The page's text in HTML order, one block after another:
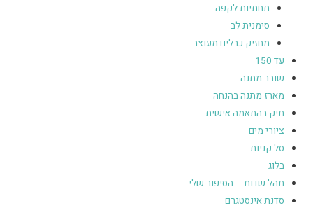
תחתיות לקפה
סימנית לב
מחזיק כבלים מעוצב
עד 150
שובר מתנה
מארז מתנה בהנחה
תיק בהתאמה אישית
ציורי מים
סל קניות
בלוג
תהל שדות – הסיפור שלי
סדנת אינסטגרם